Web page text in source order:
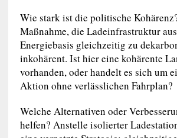
Wie stark ist die politische
Maßnahme, die Ladeinfrastruktur
Energiebasis gleichzeitig zu
inkohärent. Ist hier eine kohärente
vorhanden, oder handelt es sich um
Aktion ohne verlässlichen Fahrplan?
Welche Alternativen oder
helfen? Anstelle isolierter